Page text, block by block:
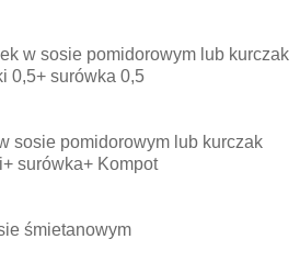
w sosie pomidorowym lub kurczak
0,5+ surówka 0,5
sosie pomidorowym lub kurczak
surówka+ Kompot
śmietanowym